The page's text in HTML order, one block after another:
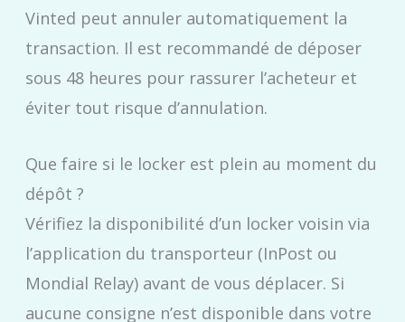
Vinted peut annuler automatiquement la
transaction. Il est recommandé de déposer
sous 48 heures pour rassurer l’acheteur et
éviter tout risque d’annulation.
Que faire si le locker est plein au moment du
dépôt ?
Vérifiez la disponibilité d’un locker voisin via
l’application du transporteur (InPost ou
Mondial Relay) avant de vous déplacer. Si
aucune consigne n’est disponible dans votre